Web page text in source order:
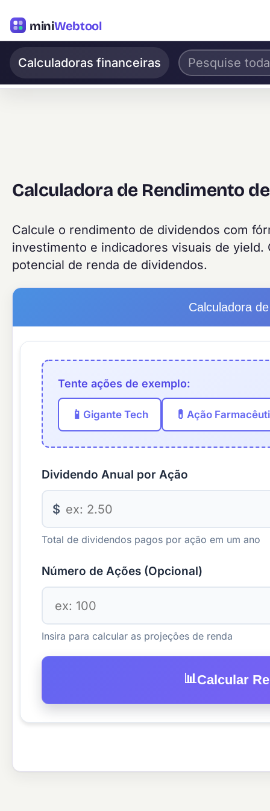
miniWebtool
Calculadoras financeiras
Calculadora de Rendimento
Calcule o rendimento de dividendos com
investimento e indicadores visuais de
potencial de renda de dividendos.
Calculadora
Tente ações de exemplo:
📱 Gigante Tech 💊 Ação
Dividendo Anual por Ação
$
Total de dividendos pagos por ação em um ano
Número de Ações (Opcional)
Insira para calcular as projeções de renda
📊Calcular